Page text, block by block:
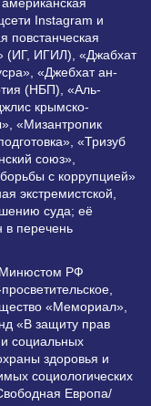
Instagram и
повстанческая
(ИГ, ИГИЛ), «Джабхат
«Джебхат ан-
(НБП), «Аль-
крымско-
«Мизантропик
«Тризуб
союз»,
с коррупцией»
экстремистской,
суда; её
в перечень
Минюстом РФ
«Мемориал»,
«В защиту прав
социальных
здоровья и
социологических
Европа/